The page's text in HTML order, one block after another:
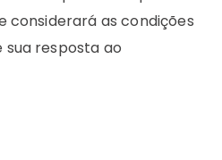
considerará as condições
resposta ao